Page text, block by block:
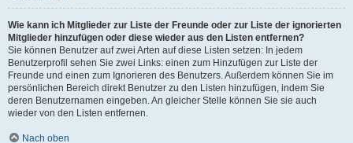
Wie kann ich Mitglieder zur Liste der Freunde oder zur Liste der ignorierten
Mitglieder hinzufügen oder diese wieder aus den Listen entfernen?
Sie können Benutzer auf zwei Arten auf diese Listen setzen: In jedem
Benutzerprofil sehen Sie zwei Links: einen zum Hinzufügen zur Liste der
Freunde und einen zum Ignorieren des Benutzers. Außerdem können Sie im
persönlichen Bereich direkt Benutzer zu den Listen hinzufügen, indem Sie
deren Benutzernamen eingeben. An gleicher Stelle können Sie sie auch
wieder von den Listen entfernen.
Nach oben